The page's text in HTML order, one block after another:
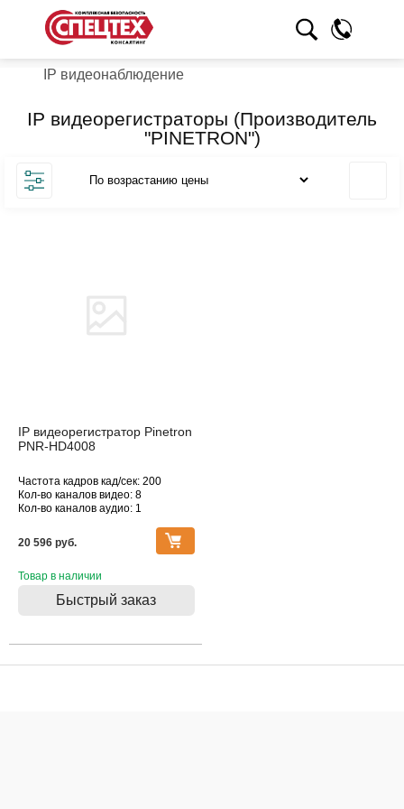
IP видеонаблюдение
IP видеорегистраторы (Производитель
"PINETRON")
IP видеорегистратор Pinetron
PNR-HD4008
Частота кадров кад/сек: 200
Кол-во каналов видео: 8
Кол-во каналов аудио: 1
разрешение, Мпикс: 1920х1080
20 596 pуб.
Товар в наличии
Быстрый заказ